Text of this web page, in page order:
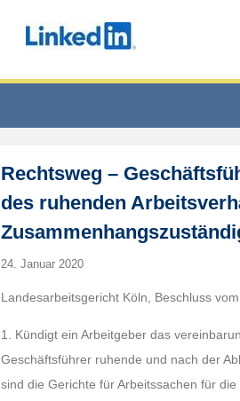
Rechtsweg –
des ruhenden
24. Januar 2020
Landesarbeitsgericht Köln, Beschluss
1. Kündigt ein Arbeitgeber das
Geschäftsführer ruhende und nach der
sind die Gerichte für Arbeitssachen für